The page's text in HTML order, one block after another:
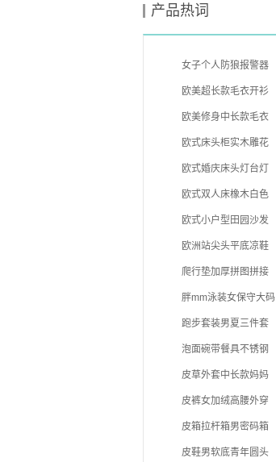
产品热词
女子个人防狼报警器
欧美超长款毛衣开衫
欧美修身中长款毛衣
欧式床头柜实木雕花
欧式婚庆床头灯台灯
欧式双人床橡木白色
欧式小户型田园沙发
欧洲站尖头平底凉鞋
爬行垫加厚拼图拼接
胖mm泳装女保守大码
跑步套装男夏三件套
泡面碗带餐具不锈钢
皮草外套中长款妈妈
皮裤女加绒高腰外穿
皮箱拉杆箱男密码箱
皮鞋男软底青年圆头